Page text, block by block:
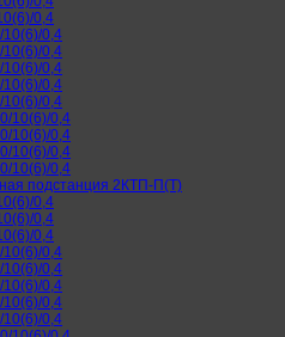
0,4
0,4
0,4
0,4
0,4
0,4
10(6)/0,4
10(6)/0,4
10(6)/0,4
10(6)/0,4
подстанция 2КТП-П(Т)
0,4
0,4
0,4
0,4
0,4
0,4
0,4
0,4